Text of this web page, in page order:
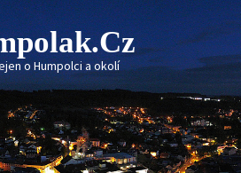
o Humpolci a okolí